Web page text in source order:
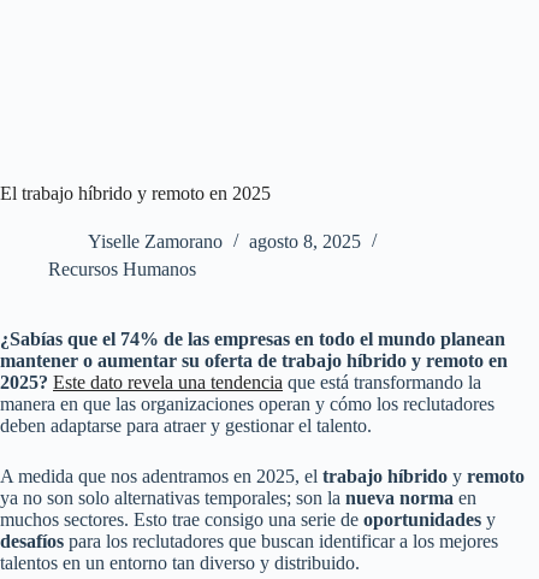
El trabajo híbrido y remoto en 2025
Yiselle Zamorano
agosto 8, 2025
Recursos Humanos
¿Sabías que el 74% de las empresas en todo el mundo planean
mantener o aumentar su oferta de trabajo híbrido y remoto en
2025? Este dato revela una tendencia que está transformando la
manera en que las organizaciones operan y cómo los reclutadores
deben adaptarse para atraer y gestionar el talento.
A medida que nos adentramos en 2025, el trabajo híbrido y remoto
ya no son solo alternativas temporales; son la nueva norma en
muchos sectores. Esto trae consigo una serie de oportunidades y
desafíos para los reclutadores que buscan identificar a los mejores
talentos en un entorno tan diverso y distribuido.